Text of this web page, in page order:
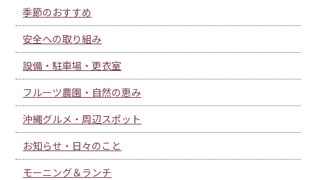
季節のおすすめ
安全への取り組み
設備・駐車場・更衣室
フルーツ農園・自然の恵み
沖縄グルメ・周辺スポット
お知らせ・日々のこと
モーニング＆ランチ